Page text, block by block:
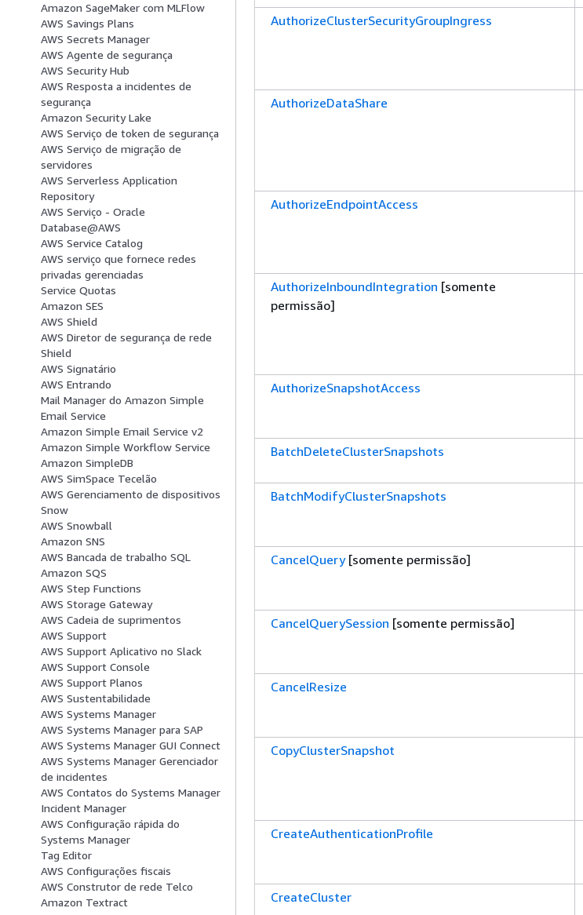
Amazon SageMaker com MLFlow
AWS Savings Plans
AWS Secrets Manager
AWS Agente de segurança
AWS Security Hub
AWS Resposta a incidentes de
segurança
Amazon Security Lake
AWS Serviço de token de segurança
AWS Serviço de migração de
servidores
AWS Serverless Application
Repository
AWS Serviço - Oracle
Database@AWS
AWS Service Catalog
AWS serviço que fornece redes
privadas gerenciadas
Service Quotas
Amazon SES
AWS Shield
AWS Diretor de segurança de rede
Shield
AWS Signatário
AWS Entrando
Mail Manager do Amazon Simple
Email Service
Amazon Simple Email Service v2
Amazon Simple Workflow Service
Amazon SimpleDB
AWS SimSpace Tecelão
AWS Gerenciamento de dispositivos
Snow
AWS Snowball
Amazon SNS
AWS Bancada de trabalho SQL
Amazon SQS
AWS Step Functions
AWS Storage Gateway
AWS Cadeia de suprimentos
AWS Support
AWS Support Aplicativo no Slack
AWS Support Console
AWS Support Planos
AWS Sustentabilidade
AWS Systems Manager
AWS Systems Manager para SAP
AWS Systems Manager GUI Connect
AWS Systems Manager Gerenciador
de incidentes
AWS Contatos do Systems Manager
Incident Manager
AWS Configuração rápida do
Systems Manager
Tag Editor
AWS Configurações fiscais
AWS Construtor de rede Telco
Amazon Textract
AuthorizeClusterSecurityGroupIngress
AuthorizeDataShare
AuthorizeEndpointAccess
AuthorizeInboundIntegration [somente
permissão]
AuthorizeSnapshotAccess
BatchDeleteClusterSnapshots
BatchModifyClusterSnapshots
CancelQuery[somente permissão]
CancelQuerySession [somente permissão]
CancelResize
CopyClusterSnapshot
CreateAuthenticationProfile
CreateCluster